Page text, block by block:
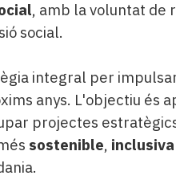
, amb la voluntat de
social.
integral per
anys. L'objectiu és
projectes
sostenible, inclusiva